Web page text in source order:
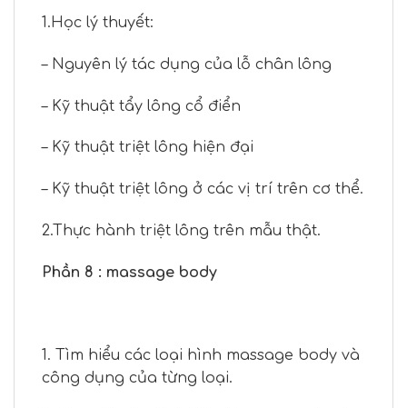
1.Học lý thuyết:
– Nguyên lý tác dụng của lỗ chân lông
– Kỹ thuật tẩy lông cổ điển
– Kỹ thuật triệt lông hiện đại
– Kỹ thuật triệt lông ở các vị trí trên cơ thể.
2.Thực hành triệt lông trên mẫu thật.
Phần 8 : massage body
1. Tìm hiểu các loại hình massage body và
công dụng của từng loại.